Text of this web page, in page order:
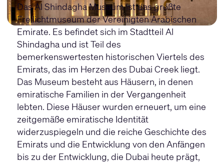
Das Al Shindagha Museum ist das größte
Freilichtmuseum der Vereinigten Arabischen
Emirate. Es befindet sich im Stadtteil Al
Shindagha und ist Teil des
bemerkenswertesten historischen Viertels des
Emirats, das im Herzen des Dubai Creek liegt.
Das Museum besteht aus Häusern, in denen
emiratische Familien in der Vergangenheit
lebten. Diese Häuser wurden erneuert, um eine
zeitgemäße emiratische Identität
widerzuspiegeln und die reiche Geschichte des
Emirats und die Entwicklung von den Anfängen
bis zu der Entwicklung, die Dubai heute prägt,